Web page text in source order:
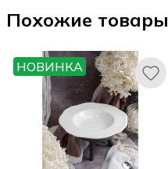
Похожие товары
НОВИНКА